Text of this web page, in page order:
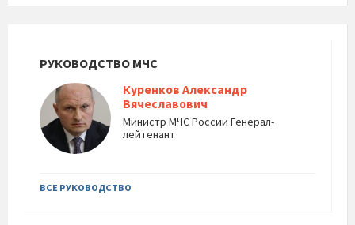
РУКОВОДСТВО МЧС
Куренков Александр
Вячеславович
Министр МЧС России Генерал-
лейтенант
ВСЕ РУКОВОДСТВО